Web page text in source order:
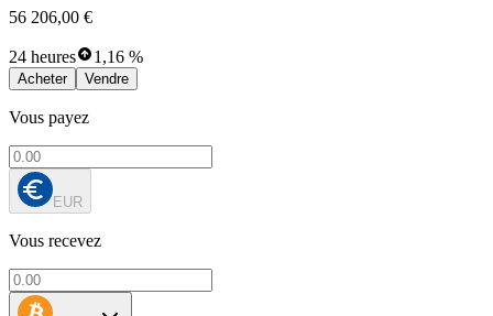
56 206,00 €
24 heures 1,16 %
Acheter Vendre
Vous payez
EUR
Vous recevez